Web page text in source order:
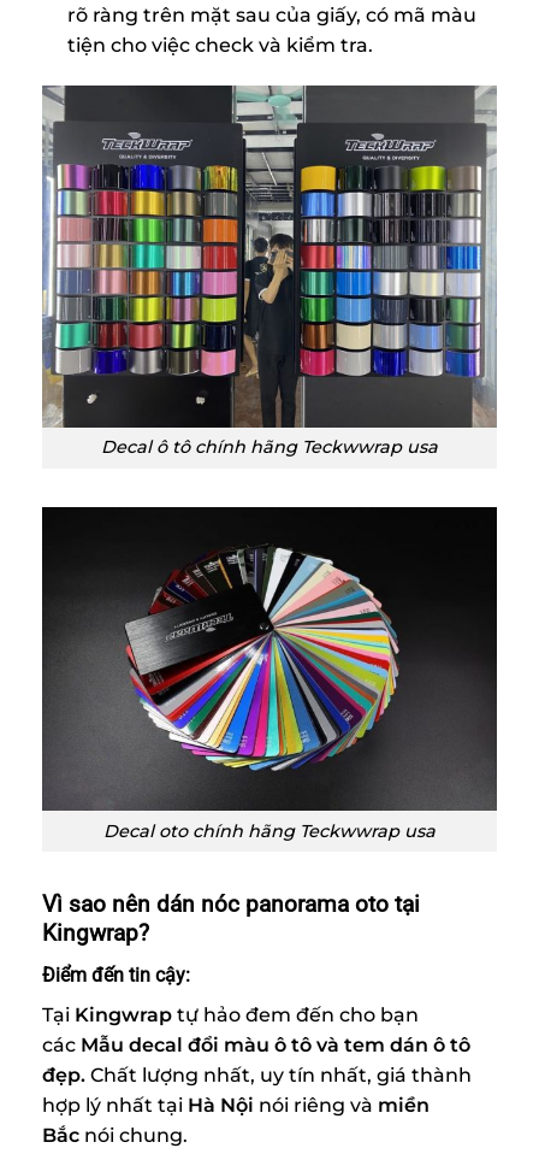
rõ ràng trên mặt sau của giấy, có mã màu
tiện cho việc check và kiểm tra.
Decal ô tô chính hãng Teckwwrap usa
Decal oto chính hãng Teckwwrap usa
Vì sao nên dán nóc panorama oto tại
Kingwrap?
Điểm đến tin cậy:
Tại Kingwrap tự hảo đem đến cho bạn
các Mẫu decal đổi màu ô tô và tem dán ô tô
đẹp. Chất lượng nhất, uy tín nhất, giá thành
hợp lý nhất tại Hà Nội nói riêng và miền
Bắc nói chung.